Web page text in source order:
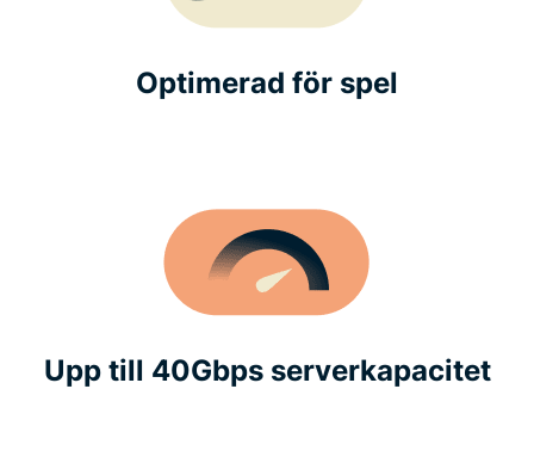
Optimerad för spel
Upp till 40Gbps serverkapacitet